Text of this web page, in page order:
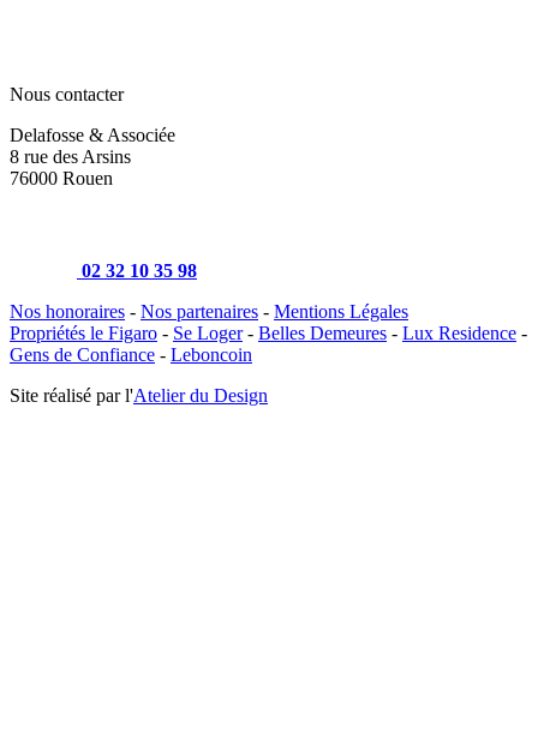
Nous contacter
Delafosse & Associée
8 rue des Arsins
76000 Rouen
02 32 10 35 98
Nos honoraires - Nos partenaires - Mentions Légales
Propriétés le Figaro - Se Loger- Belles Demeures - Lux Residence -
Gens de Confiance - Leboncoin
Site réalisé par l'Atelier du Design